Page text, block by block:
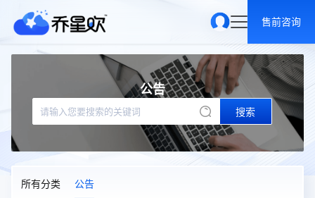
售前咨询
公告
搜索
所有分类 公告